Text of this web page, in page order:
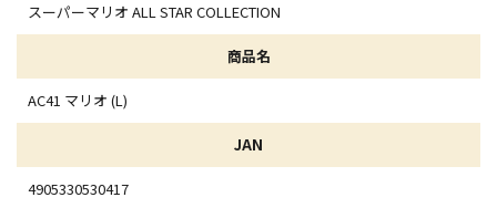
スーパーマリオ ALL STAR COLLECTION
商品名
AC41 マリオ (L)
JAN
4905330530417